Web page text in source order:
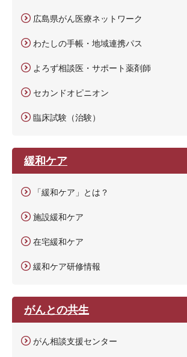
広島県がん医療ネットワーク
わたしの手帳・地域連携パス
よろず相談医・サポート薬剤師
セカンドオピニオン
臨床試験（治験）
緩和ケア
「緩和ケア」とは？
施設緩和ケア
在宅緩和ケア
緩和ケア研修情報
がんとの共生
がん相談支援センター